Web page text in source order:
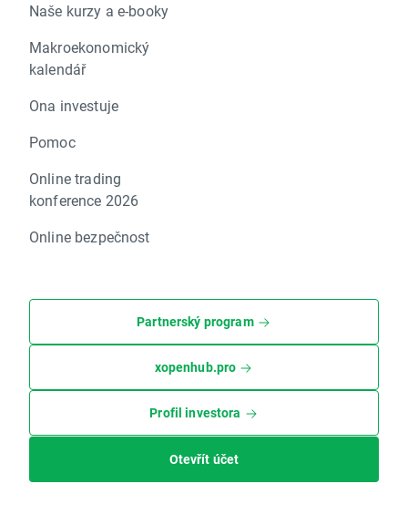
Naše kurzy a e-booky
Makroekonomický
kalendář
Ona investuje
Pomoc
Online trading
konference 2026
Online bezpečnost
Partnerský program
xopenhub.pro
Profil investora
Otevřít účet